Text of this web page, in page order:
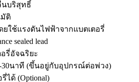
บริสุทธิ์
มัติ
ยใช้แรงดันไฟฟ้าจากแบตเตอรี่
sealed lead
รี่อัจฉริยะ
30นาที (ขึ้นอยู่กับอุปกรณ์ต่อพ่วง)
ได้ (Optional)